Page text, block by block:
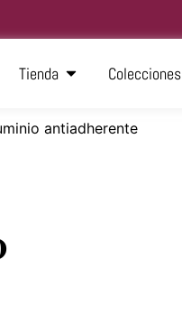
Tienda Colecciones
antiadherente